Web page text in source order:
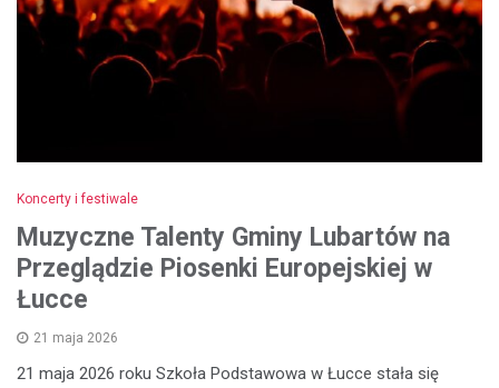
Koncerty i festiwale
Muzyczne Talenty Gminy Lubartów na
Przeglądzie Piosenki Europejskiej w
Łucce
21 maja 2026
21 maja 2026 roku Szkoła Podstawowa w Łucce stała się